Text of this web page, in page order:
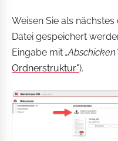
Weisen Sie als
Datei gespeichert
Eingabe mit „Abschicken“
Ordnerstruktur").